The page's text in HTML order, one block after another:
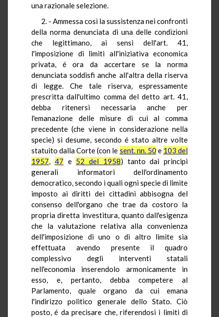
una razionale selezione.
2. - Ammessa così la sussistenza nei confronti
della norma denunciata di una delle condizioni
che legittimano, ai sensi dell'art. 41,
l'imposizione di limiti all'iniziativa economica
privata, é ora da accertare se la norma
denunciata soddisfi anche all'altra della riserva
di legge. Che tale riserva, espressamente
prescritta dall'ultimo comma del detto art. 41,
debba ritenersi necessaria anche per
l'emanazione delle misure di cui al comma
precedente (che viene in considerazione nella
specie) si desume, secondo é stato altre volte
statuito dalla Corte (con le sent. nn. 50 e 103 del
1957, 47 e 52 del 1958) tanto dai principi
generali informatori dell'ordinamento
democratico, secondo i quali ogni specie di limite
imposto ai diritti dei cittadini abbisogna del
consenso dell'organo che trae da costoro la
propria diretta investitura, quanto dall'esigenza
che la valutazione relativa alla convenienza
dell'imposizione di uno o di altro limite sia
effettuata avendo presente il quadro
complessivo degli interventi statali
nell'economia inserendolo armonicamente in
esso, e, pertanto, debba competere al
Parlamento, quale organo da cui emana
l'indirizzo politico generale dello Stato. Ciò
posto, é da precisare che, riferendosi i limiti di